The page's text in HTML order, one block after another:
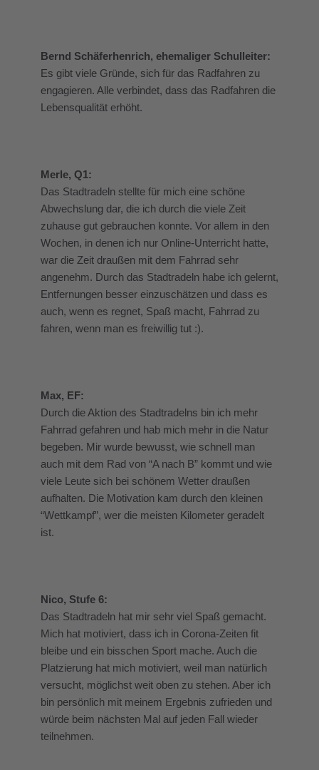
Bernd Schäferhenrich, ehemaliger Schulleiter:
Es gibt viele Gründe, sich für das Radfahren zu
engagieren. Alle verbindet, dass das Radfahren die
Lebensqualität erhöht.
Merle, Q1:
Das Stadtradeln stellte für mich eine schöne
Abwechslung dar, die ich durch die viele Zeit
zuhause gut gebrauchen konnte. Vor allem in den
Wochen, in denen ich nur Online-Unterricht hatte,
war die Zeit draußen mit dem Fahrrad sehr
angenehm. Durch das Stadtradeln habe ich gelernt,
Entfernungen besser einzuschätzen und dass es
auch, wenn es regnet, Spaß macht, Fahrrad zu
fahren, wenn man es freiwillig tut :).
Max, EF:
Durch die Aktion des Stadtradelns bin ich mehr
Fahrrad gefahren und hab mich mehr in die Natur
begeben. Mir wurde bewusst, wie schnell man
auch mit dem Rad von “A nach B” kommt und wie
viele Leute sich bei schönem Wetter draußen
aufhalten. Die Motivation kam durch den kleinen
“Wettkampf”, wer die meisten Kilometer geradelt
ist.
Nico, Stufe 6:
Das Stadtradeln hat mir sehr viel Spaß gemacht.
Mich hat motiviert, dass ich in Corona-Zeiten fit
bleibe und ein bisschen Sport mache. Auch die
Platzierung hat mich motiviert, weil man natürlich
versucht, möglichst weit oben zu stehen. Aber ich
bin persönlich mit meinem Ergebnis zufrieden und
würde beim nächsten Mal auf jeden Fall wieder
teilnehmen.